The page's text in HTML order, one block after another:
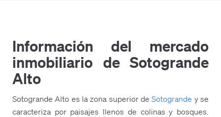
Información del mercado
inmobiliario de Sotogrande
Alto
Sotogrande Alto es la zona superior deSotogrande y se
caracteriza por paisajes llenos de colinas y bosques.